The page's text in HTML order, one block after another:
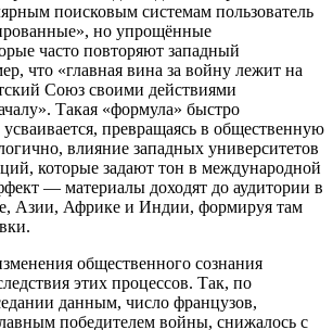
поисковым системам пользователь
но упрощённые
часто повторяют западный
что «главная вина за войну лежит на
Союз своими действиями
Такая «формула» быстро
усваивается, превращаясь в общественную
влияние западных университетов
которые задают тон в международной
— материалы доходят до аудитории в
Азии, Африке и Индии, формируя там
общественного сознания
этих процессов. Так, по
данным, число французов,
победителем войны, снижалось с